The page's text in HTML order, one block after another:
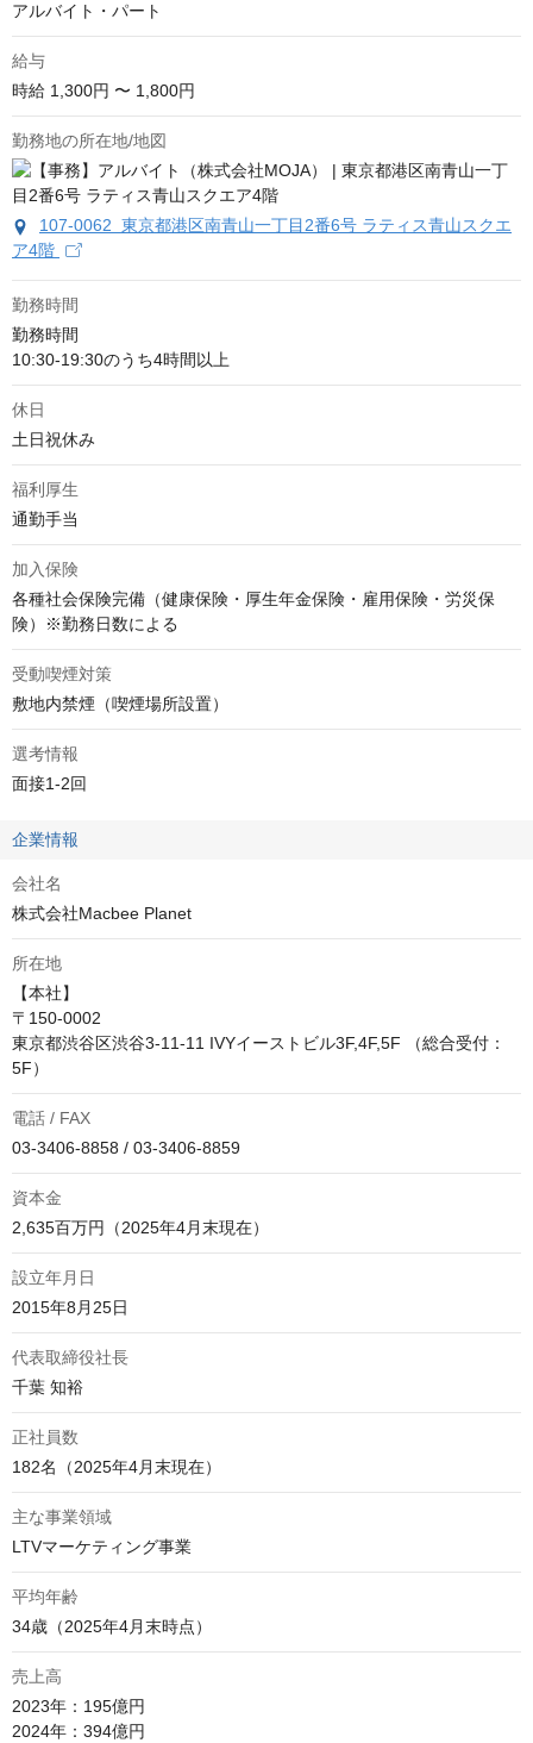
アルバイト・パート
給与
時給 1,300円 〜 1,800円
勤務地の所在地/地図
107-0062 東京都港区南青山一丁目2番6号 ラティス青山スクエ
ア4階
勤務時間
勤務時間
10:30-19:30のうち4時間以上
休日
土日祝休み
福利厚生
通勤手当
加入保険
各種社会保険完備（健康保険・厚生年金保険・雇用保険・労災保
険）※勤務日数による
受動喫煙対策
敷地内禁煙（喫煙場所設置）
選考情報
面接1-2回
企業情報
会社名
株式会社Macbee Planet
所在地
【本社】
〒150-0002
東京都渋谷区渋谷3-11-11 IVYイーストビル3F,4F,5F （総合受付：
5F）
電話 / FAX
03-3406-8858 / 03-3406-8859
資本金
2,635百万円（2025年4月末現在）
設立年月日
2015年8月25日
代表取締役社長
千葉 知裕
正社員数
182名（2025年4月末現在）
主な事業領域
LTVマーケティング事業
平均年齢
34歳（2025年4月末時点）
売上高
2023年：195億円
2024年：394億円